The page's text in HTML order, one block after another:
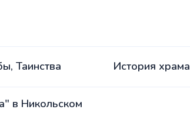
Таинства История храма
в Никольском